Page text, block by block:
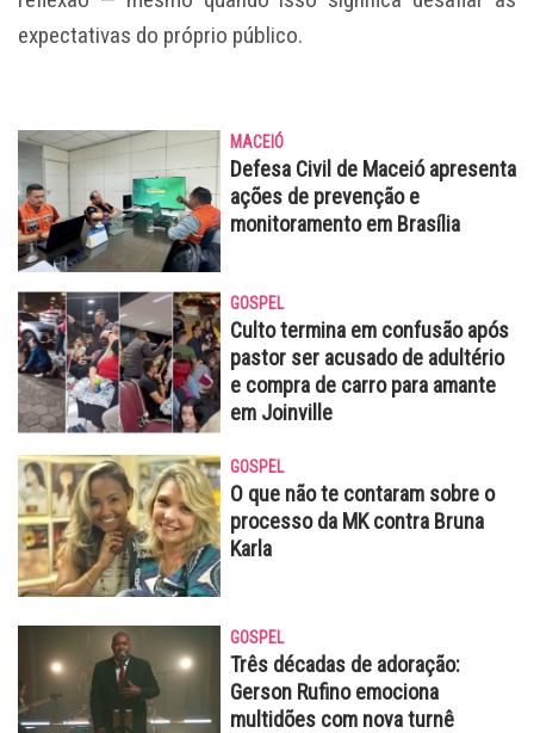
expectativas do próprio público.
MACEIÓ
Defesa Civil de Maceió apresenta
ações de prevenção e
monitoramento em Brasília
GOSPEL
Culto termina em confusão após
pastor ser acusado de adultério
e compra de carro para amante
em Joinville
GOSPEL
O que não te contaram sobre o
processo da MK contra Bruna
Karla
GOSPEL
Três décadas de adoração:
Gerson Rufino emociona
multidões com nova turnê